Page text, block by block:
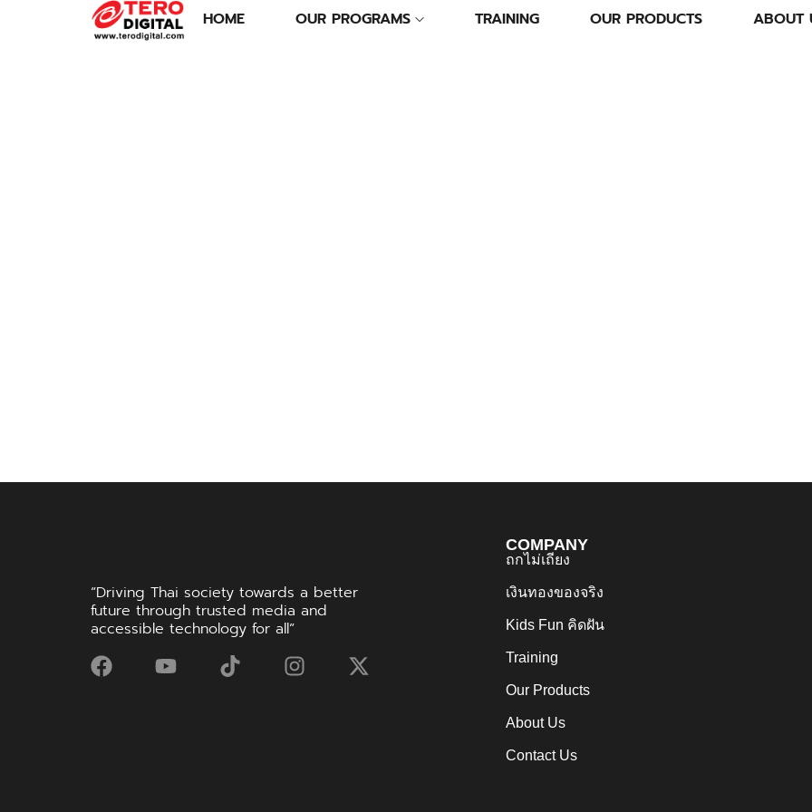
HOME OUR PROGRAMS TRAINING OUR PRODUCTS ABOUT
“Driving Thai society towards a better
future through trusted media and
accessible technology for all”
COMPANY
ถกไม่เถียง
เงินทองของจริง
Kids Fun คิดฝัน
Training
Our Products
About Us
Contact Us